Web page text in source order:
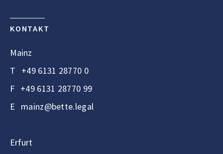
KONTAKT
Mainz
T +49 6131 28770 0
F +49 6131 28770 99
E mainz@bette.legal
Erfurt